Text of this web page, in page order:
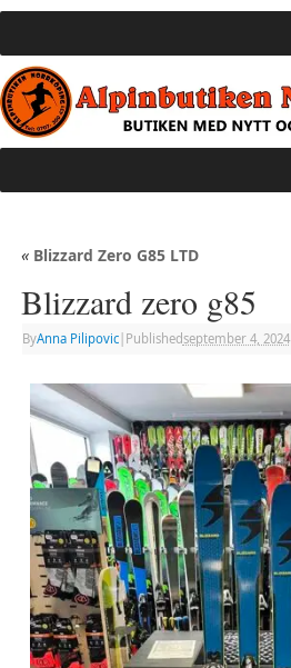
«Blizzard Zero G85 LTD
Blizzard zero g85
ByAnna Pilipovic| Publishedseptember 4, 2024|